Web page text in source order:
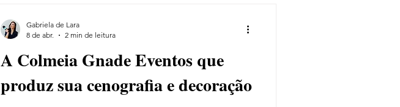
A Colmeia Gnade Eventos que
produz sua cenografia e decoração
Gabriela de Lara
8 de abr.
2 min de leitura